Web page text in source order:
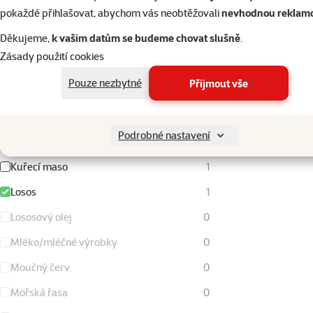
pokaždé přihlašovat, abychom vás neobtěžovalinevhodnou
Děkujeme,k vašim datům se budeme chovat slušně.
Zásady použití cookies
Pouze nezbytné
Přijmout vše
Podrobné nastavení
Hrášek
0
Jehněčí maso
0
Kachní maso
1
1
0
Kuřecí maso
1
Losos
1
Lososový olej
0
Mléko/mléčné výrobky
0
Moučný červ
0
Mořská řasa
0